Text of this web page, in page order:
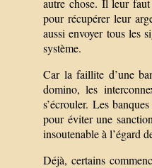
autre chose. Il leur faut
pour récupérer leur
aussi envoyer tous les
système.
Car la faillite d’une
domino, les
s’écrouler. Les
pour éviter une
insoutenable à l’égard
Déjà, certains